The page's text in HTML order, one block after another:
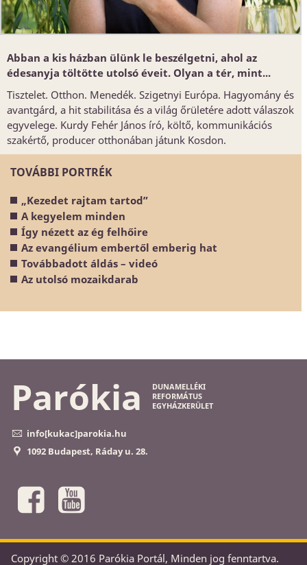
Abban a kis házban ülünk le beszélgetni, ahol az
édesanyja töltötte utolsó éveit. Olyan a tér, mint...
Tisztelet. Otthon. Menedék. Szigetnyi Európa. Hagyomány és
avantgárd, a hit stabilitása és a világ őrületére adott válaszok
egyvelege. Kurdy Fehér János író, költő, kommunikációs
szakértő, producer otthonában játunk Kosdon.
TOVÁBBI PORTRÉK
„Kezedet rajtam tartod”
A kegyelem minden
Így nézett az ég felhőire
Az evangélium embertől emberig hat
Továbbadott áldás – videó
Az utolsó mozaikdarab
Parókia
DUNAMELLÉKI
REFORMÁTUS
EGYHÁZKERÜLET
info[kukac]parokia.hu
1092 Budapest, Ráday u. 28.
Copyright © 2016 Parókia Portál, Minden jog fenntartva.